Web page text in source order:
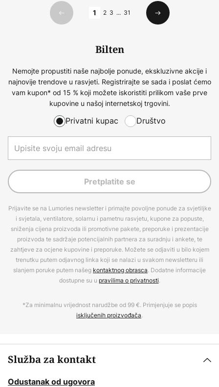
Prethodno
1 2 3 ... 31
Sljedeći
Bilten
Nemojte propustiti naše najbolje ponude, ekskluzivne akcije i
najnovije trendove u rasvjeti. Registrirajte se sada i poslat ćemo
vam kupon* od 15 % koji možete iskoristiti prilikom vaše prve
kupovine u našoj internetskoj trgovini.
Privatni kupac Društvo
Pretplatite se
Prijavite se na Lumories newsletter i primajte povoljne ponude za svjetiljke
i svjetala, ventilatore, solarnu i pametnu rasvjetu, kupone za popuste,
sniženja cijena proizvoda ili promotivne pakete, preporuke i prezentacije
proizvoda te sadržaje potencijalnih partnera za suradnju i ankete, te
zahtjeve za ocjene kupovine i preporuke. Možete se odjaviti u bilo kojem
trenutku putem odjavnog linka koji se nalazi u svakom newsletteru ili
slanjem poruke putem našeg kontaktnog obrasca. Dodatne informacije
dostupne su u pravilima o privatnosti.
*Za minimalnu vrijednost narudžbe od 99 €. Primjenjuje se popis
isključenih proizvođača.
Služba za kontakt
Odustanak od ugovora